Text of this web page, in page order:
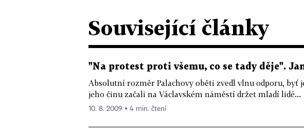
Související články
"Na protest proti všemu, co se tady děje".
Absolutní rozměr Palachovy oběti zvedl vlnu odporu, byť
jeho činu začali na Václavském náměstí držet mladí lidé...
10. 8. 2009 ▪ 4 min. čtení